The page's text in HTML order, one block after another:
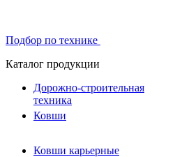
Подбор по технике
Каталог продукции
Дорожно-строительная
техника
Ковши
Ковши карьерные